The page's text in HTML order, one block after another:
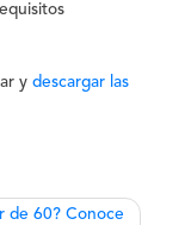
y descargar las
de 60? Conoce